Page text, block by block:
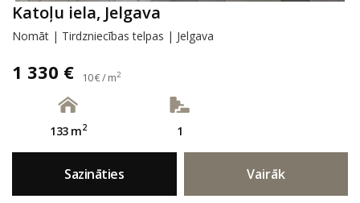
Katoļu iela, Jelgava
Nomāt | Tirdzniecības telpas | Jelgava
1 330 € 10 € / m2
133 m2 1
Sazināties Vairāk